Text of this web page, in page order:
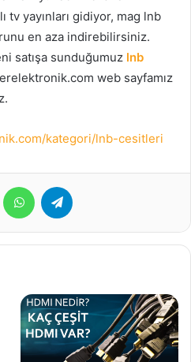
tv yayınları gidiyor, mag lnb
en aza indirebilirsiniz.
satışa sunduğumuz lnb
web sayfamız
kategori/lnb-cesitleri
Pinterest WhatsApp